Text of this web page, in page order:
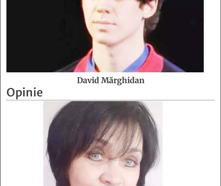
David Mărghidan
Opinie